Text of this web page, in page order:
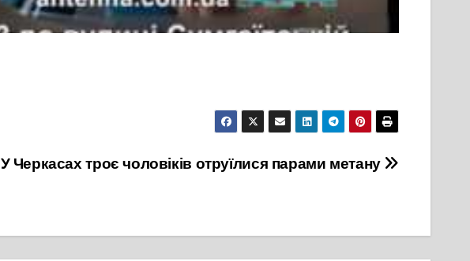
У Черкасах троє чоловіків отруїлися парами метану